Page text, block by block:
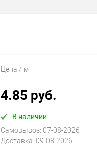
Цена / м
4.85 руб.
В наличии
Самовывоз: 07-08-2026
Доставка: 09-08-2026